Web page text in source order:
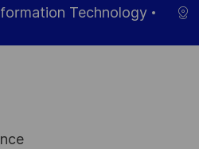
Datum
Veröffentlichung
Technology